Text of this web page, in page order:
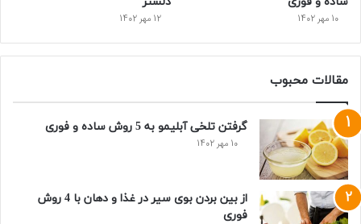
10 مهر 1402 12 مهر 1402
مقالات محبوب
گرفتن تلخی آبلیمو به 5 روش ساده و فوری
10 مهر 1402
از بین بردن بوی سیر در غذا و دهان با 4 روش
فوری